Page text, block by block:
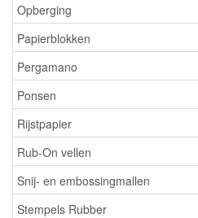
Opberging
Papierblokken
Pergamano
Ponsen
Rijstpapier
Rub-On vellen
Snij- en embossingmallen
Stempels Rubber